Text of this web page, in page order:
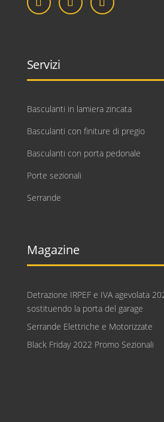
Servizi
Basculanti in lamiera zincata
Basculanti con finiture di pregio
Basculanti con porta pedonale
Porte sezionali
Serrande
Magazine
Detrazione IRPEF e IVA agevolata
sostituendo la porta del garage
Serrande Elettriche e Motorizzate
Black Friday 2022 Promo Sezionali